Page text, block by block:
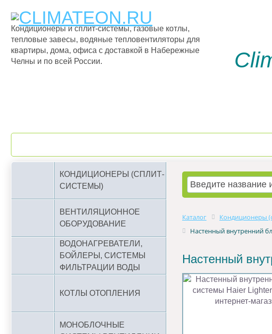
Кондиционеры и сплит-системы, газовые котлы,
тепловые завесы, водяные тепловентиляторы для
квартиры, дома, офиса с доставкой в Набережные
Челны и по всей России.
КОНДИЦИОНЕРЫ (СПЛИТ-
СИСТЕМЫ)
ВЕНТИЛЯЦИОННОЕ
ОБОРУДОВАНИЕ
ВОДОНАГРЕВАТЕЛИ,
БОЙЛЕРЫ, СИСТЕМЫ
ФИЛЬТРАЦИИ ВОДЫ
КОТЛЫ ОТОПЛЕНИЯ
МОНОБЛОЧНЫЕ
Каталог Кондиционеры
Настенный внутренний
Настенный